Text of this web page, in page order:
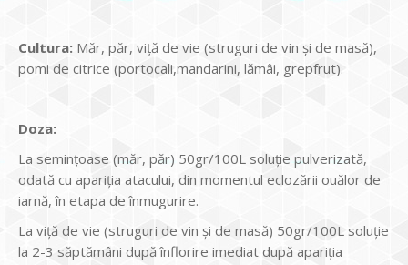
Cultura: Măr, păr, viță de vie (struguri de vin și de masă),
pomi de citrice (portocali,mandarini, lămâi, grepfrut).
Doza:
La semințoase (măr, păr) 50gr/100L soluţie pulverizată,
odată cu apariția atacului, din momentul eclozării ouălor de
iarnă, în etapa de înmugurire.
La viță de vie (struguri de vin și de masă) 50gr/100L soluţie
la 2-3 săptămâni după înflorire imediat după apariția